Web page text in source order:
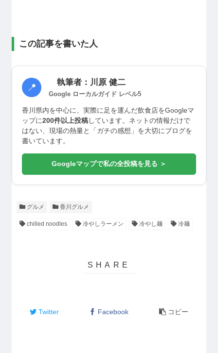
この記事を書いた人
📍 執筆者：川原 健二
Google ローカルガイド レベル5
香川県内を中心に、実際に足を運んだ飲食店をGoogleマ
ップに200件以上投稿 しています。ネットの情報だけで
はない、現場の熱量と「ガチの感想」を大切にブログを
書いています。
Googleマップで私の全投稿を見る ＞
グルメ 香川グルメ
chilled noodles 冷やしラーメン 冷やし麺 冷麺
Twitter Facebook コピー